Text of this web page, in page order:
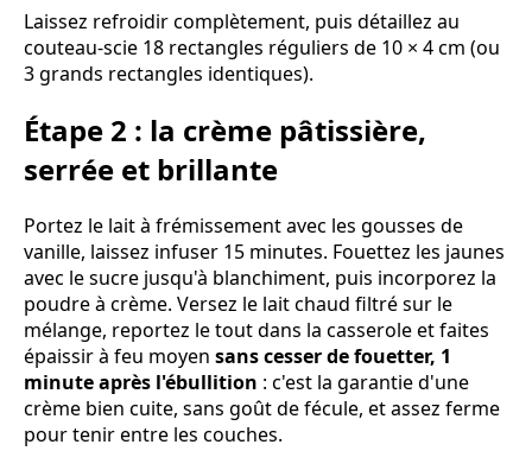
Laissez refroidir complètement, puis détaillez au
couteau-scie 18 rectangles réguliers de 10 × 4 cm (ou
3 grands rectangles identiques).
Étape 2 : la crème pâtissière,
serrée et brillante
Portez le lait à frémissement avec les gousses de
vanille, laissez infuser 15 minutes. Fouettez les jaunes
avec le sucre jusqu'à blanchiment, puis incorporez la
poudre à crème. Versez le lait chaud filtré sur le
mélange, reportez le tout dans la casserole et faites
épaissir à feu moyen sans cesser de fouetter, 1
minute après l'ébullition : c'est la garantie d'une
crème bien cuite, sans goût de fécule, et assez ferme
pour tenir entre les couches.